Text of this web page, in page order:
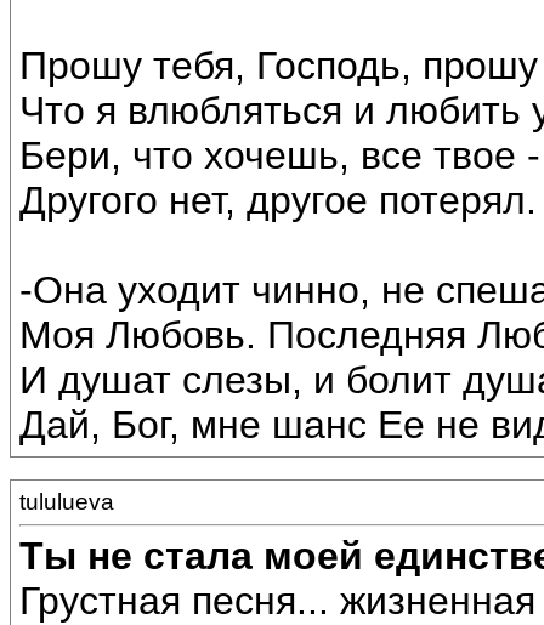
Прошу тебя, Господь,
Что я влюбляться и любить
Бери, что хочешь, все твое
Другого нет, другое потерял.
-Она уходит чинно, не
Моя Любовь. Последняя
И душат слезы, и болит
Дай, Бог, мне шанс Ее не
tululueva
Ты не стала моей
Грустная песня... жизненная